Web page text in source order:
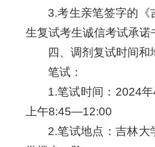
3.考生亲笔签字的《
生复试考生诚信考试承诺
四、调剂复试时间和
笔试：
1.笔试时间：2024年
上午8:45—12:00
2.笔试地点：吉林大